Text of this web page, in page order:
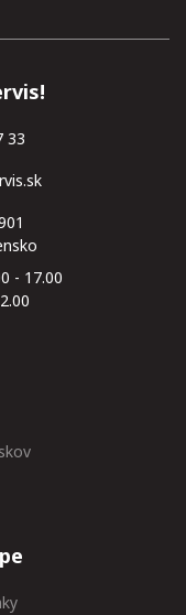
33
- 17.00